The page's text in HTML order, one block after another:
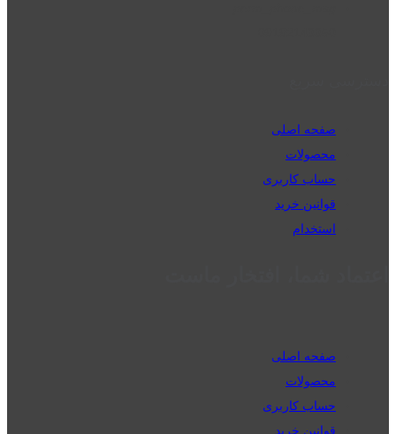
صفحه اصلی
محصولات
حساب کاربری
قوانین خرید
استخدام
صفحه اصلی
محصولات
حساب کاربری
قوانین خرید